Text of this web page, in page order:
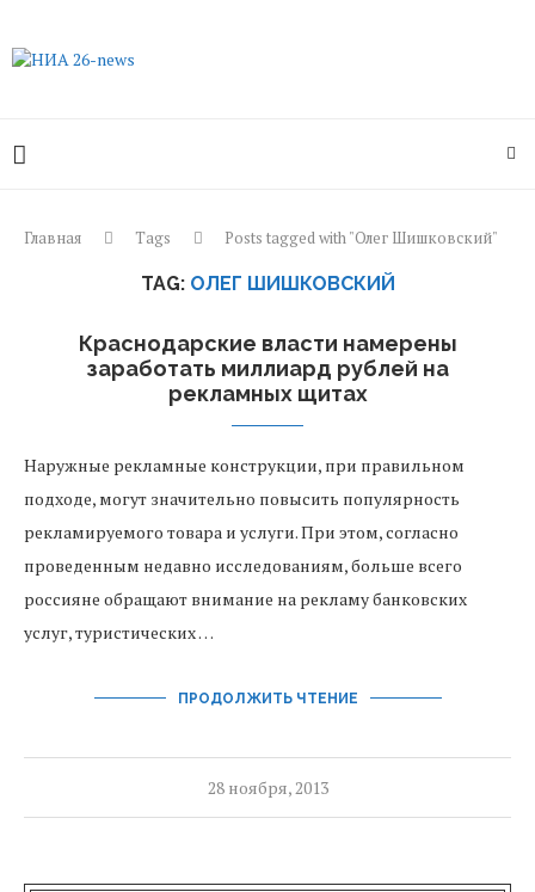
Главная Tags Posts tagged with "Олег Шишковский"
TAG: ОЛЕГ ШИШКОВСКИЙ
Краснодарские власти намерены
заработать миллиард рублей на
рекламных щитах
Наружные рекламные конструкции, при правильном
подходе, могут значительно повысить популярность
рекламируемого товара и услуги. При этом, согласно
проведенным недавно исследованиям, больше всего
россияне обращают внимание на рекламу банковских
услуг, туристических …
ПРОДОЛЖИТЬ ЧТЕНИЕ
28 ноября, 2013